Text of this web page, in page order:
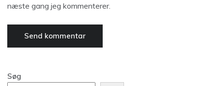
næste gang jeg kommenterer.
Søg